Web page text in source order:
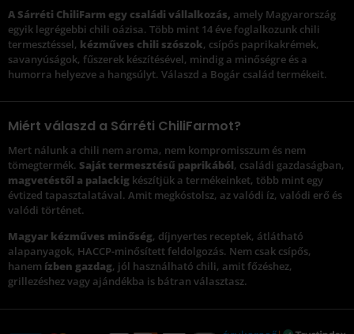
A Sárréti ChiliFarm egy családi vállalkozás, amely Magyarország
egyik legrégebbi chili oázisa. Több mint 14 éve foglalkozunk chili
termesztéssel, kézműves chili szószok, csípős paprikakrémek,
savanyúságok, fűszerek készítésével, mindig a minőségre és a
humorra helyezve a hangsúlyt. Válaszd a Bogár család termékeit.
Miért válaszd a Sárréti ChiliFarmot?
Mert nálunk a chili nem aroma, nem kompromisszum és nem
tömegtermék. Saját termesztésű paprikából, családi gazdaságban,
magvetéstől a palackig készítjük a termékeinket, több mint egy
évtized tapasztalatával. Amit megkóstolsz, az valódi íz, valódi erő és
valódi történet.
Magyar kézműves minőség, díjnyertes receptek, átlátható
alapanyagok, HACCP-minősített feldolgozás. Nem csak csípős,
hanem ízben gazdag, jól használható chili, amit főzéshez,
grillezéshez vagy ajándékba is bátran választasz.